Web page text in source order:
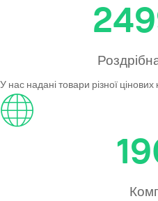
У нас надані товари різної цінових